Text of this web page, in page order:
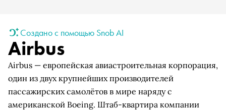
Создано с помощью Snob AI
Airbus
Airbus — европейская авиастроительная корпорация,
один из двух крупнейших производителей
пассажирских самолётов в мире наряду с
американской Boeing. Штаб-квартира компании